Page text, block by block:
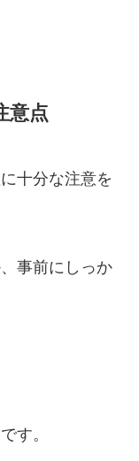
意点
十分な注意を
事前にしっか
す。